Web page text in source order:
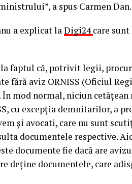
a spus Carmen Dan.
a explicat laDigi24care
la faptul că, potrivit legii,
fără aviz ORNISS (Oficiul
În mod normal, niciun cetăţean
cu excepţia demnitarilor, a
şi avocati, care nu sunt
documentele respective.
documente fie dacă are
deţine documentele, care